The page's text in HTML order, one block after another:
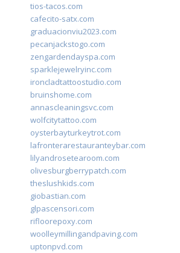
tios-tacos.com
cafecito-satx.com
graduacionviu2023.com
pecanjackstogo.com
zengardendayspa.com
sparklejewelryinc.com
ironcladtattoostudio.com
bruinshome.com
annascleaningsvc.com
wolfcitytattoo.com
oysterbayturkeytrot.com
lafronterarestauranteybar.com
lilyandrosetearoom.com
olivesburgberrypatch.com
theslushkids.com
giobastian.com
glpascensori.com
rifloorepoxy.com
woolleymillingandpaving.com
uptonpvd.com